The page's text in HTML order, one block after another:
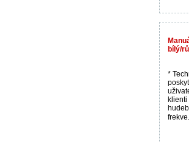
bílý/
*
klienti